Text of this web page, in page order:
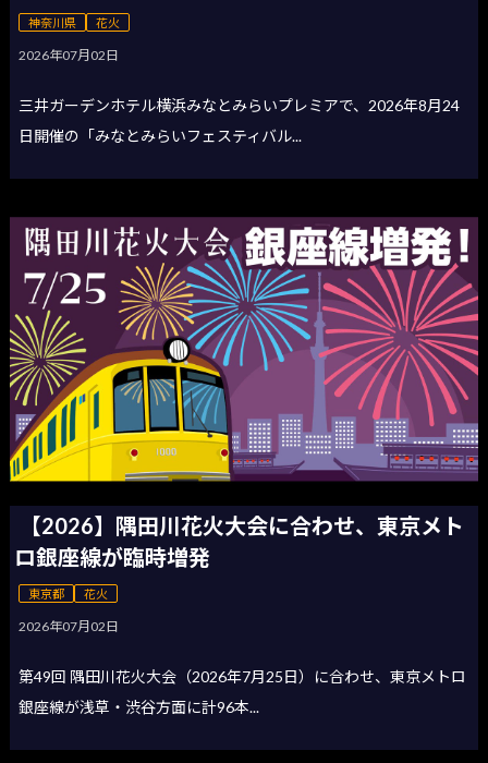
神奈川県 花火
2026年07月02日
三井ガーデンホテル横浜みなとみらいプレミアで、2026年8月24
日開催の「みなとみらいフェスティバル...
【2026】隅田川花火大会に合わせ、東京メト
ロ銀座線が臨時増発
東京都 花火
2026年07月02日
第49回 隅田川花火大会（2026年7月25日）に合わせ、東京メトロ
銀座線が浅草・渋谷方面に計96本...